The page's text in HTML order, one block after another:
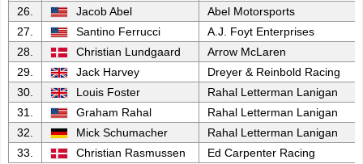
26.
Jacob Abel
Abel Motorsports
27.
Santino Ferrucci
A.J. Foyt Enterprises
28.
Christian Lundgaard
Arrow McLaren
29.
Jack Harvey
Dreyer & Reinbold Racing
30.
Louis Foster
Rahal Letterman Lanigan
31.
Graham Rahal
Rahal Letterman Lanigan
32.
Mick Schumacher
Rahal Letterman Lanigan
33.
Christian Rasmussen Ed Carpenter Racing